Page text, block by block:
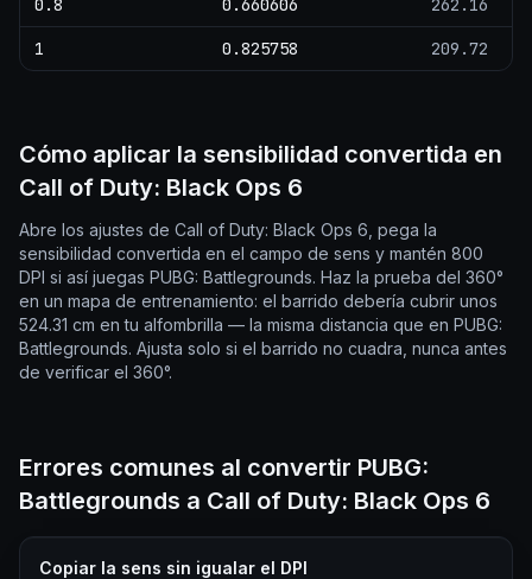
0.8 0.660606 262.16
1 0.825758 209.72
Cómo aplicar la sensibilidad convertida en
Call of Duty: Black Ops 6
Abre los ajustes de Call of Duty: Black Ops 6, pega la
sensibilidad convertida en el campo de sens y mantén 800
DPI si así juegas PUBG: Battlegrounds. Haz la prueba del 360°
en un mapa de entrenamiento: el barrido debería cubrir unos
524.31 cm en tu alfombrilla — la misma distancia que en PUBG:
Battlegrounds. Ajusta solo si el barrido no cuadra, nunca antes
de verificar el 360°.
Errores comunes al convertir PUBG:
Battlegrounds a Call of Duty: Black Ops 6
Copiar la sens sin igualar el DPI